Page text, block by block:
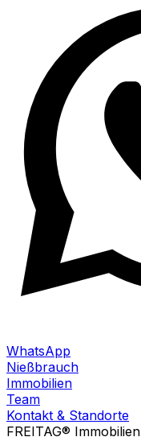
WhatsApp
Nießbrauch
Immobilien
Team
Kontakt & Standorte
FREITAG® Immobilien